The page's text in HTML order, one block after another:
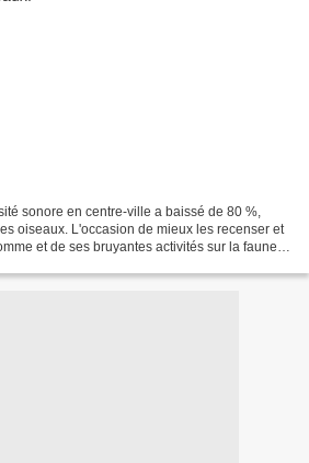
sonore en centre-ville a baissé de 80 %,
oiseaux. L'occasion de mieux les recenser et
et de ses bruyantes activités sur la faune